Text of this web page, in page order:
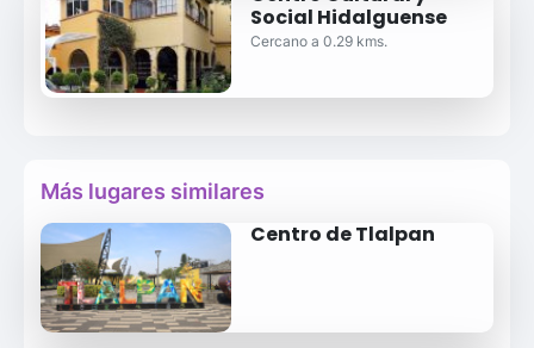
Social Hidalguense
Cercano a 0.29 kms.
Más lugares similares
Centro de Tlalpan